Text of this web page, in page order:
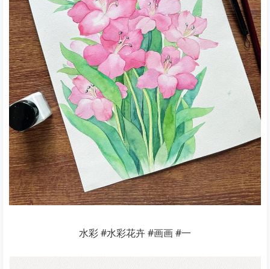
水彩 #水彩花卉 #画画 #一